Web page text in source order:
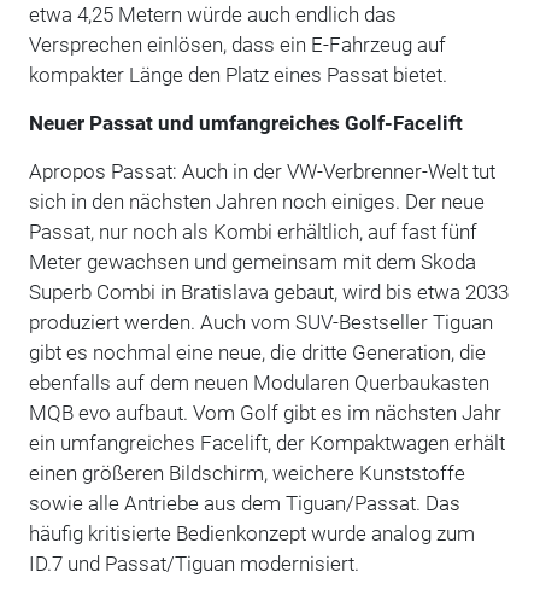
etwa 4,25 Metern würde auch endlich das
Versprechen einlösen, dass ein E-Fahrzeug auf
kompakter Länge den Platz eines Passat bietet.
Neuer Passat und umfangreiches Golf-Facelift
Apropos Passat: Auch in der VW-Verbrenner-Welt tut
sich in den nächsten Jahren noch einiges. Der neue
Passat, nur noch als Kombi erhältlich, auf fast fünf
Meter gewachsen und gemeinsam mit dem Skoda
Superb Combi in Bratislava gebaut, wird bis etwa 2033
produziert werden. Auch vom SUV-Bestseller Tiguan
gibt es nochmal eine neue, die dritte Generation, die
ebenfalls auf dem neuen Modularen Querbaukasten
MQB evo aufbaut. Vom Golf gibt es im nächsten Jahr
ein umfangreiches Facelift, der Kompaktwagen erhält
einen größeren Bildschirm, weichere Kunststoffe
sowie alle Antriebe aus dem Tiguan/Passat. Das
häufig kritisierte Bedienkonzept wurde analog zum
ID.7 und Passat/Tiguan modernisiert.